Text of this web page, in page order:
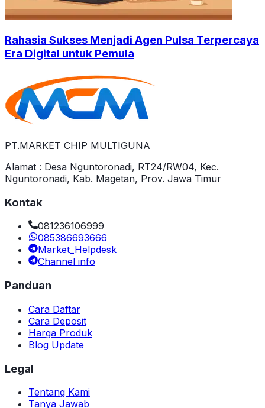
Rahasia Sukses Menjadi Agen Pulsa Terpercaya
Era Digital untuk Pemula
PT.MARKET CHIP MULTIGUNA
Alamat : Desa Nguntoronadi, RT24/RW04, Kec.
Nguntoronadi, Kab. Magetan, Prov. Jawa Timur
Kontak
081236106999
085386693666
Market_Helpdesk
Channel info
Panduan
Cara Daftar
Cara Deposit
Harga Produk
Blog Update
Legal
Tentang Kami
Tanya Jawab